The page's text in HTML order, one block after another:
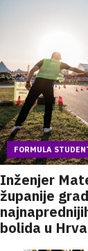
FORMULA
Inženjer
županije
bolida u